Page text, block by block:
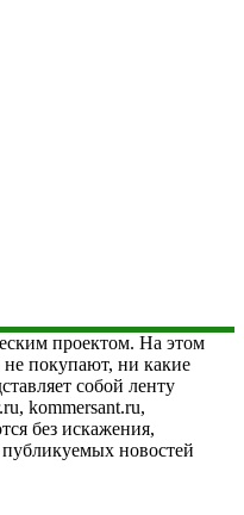
проектом. На этом
не покупают, ни какие
собой ленту
kommersant.ru,
без искажения,
публикуемых новостей